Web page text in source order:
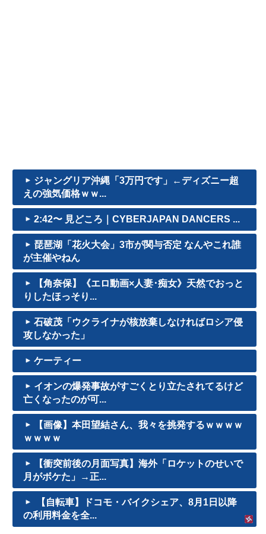
ジャングリア沖縄「3万円です」←ディズニー超
えの強気価格ｗｗ...
2:42〜 見どころ｜CYBERJAPAN DANCERS ...
琵琶湖「花火大会」3市が関与否定 なんやこれ誰
が主催やねん
【角奈保】《エロ動画×人妻･痴女》天然でおっと
りしたほっそり...
石破茂「ウクライナが核放棄しなければロシア侵
攻しなかった」
ケーティー
イオンの爆発事故がすごくとり立たされてるけど
亡くなったのが可...
【画像】本田望結さん、我々を挑発するｗｗｗｗ
ｗｗｗｗ
【衝突前後の月面写真】海外「ロケットのせいで
月がボケた」→正...
【自転車】ドコモ・バイクシェア、8月1日以降
の利用料金を全...